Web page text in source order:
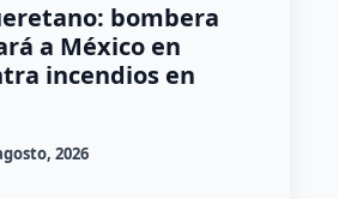
bombera
a México en
incendios en
2026